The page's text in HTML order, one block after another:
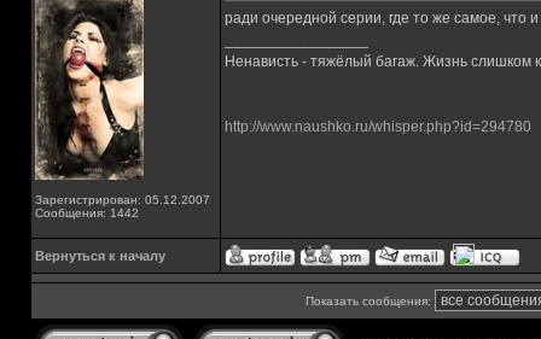
Зарегистрирован: 05.12.2007
Сообщения: 1442
ради очередной серии, где то же самое, что
Ненависть - тяжёлый багаж. Жизнь слишком
http://www.naushko.ru/whisper.php?id=294780
Вернуться к началу
Показать сообщения: